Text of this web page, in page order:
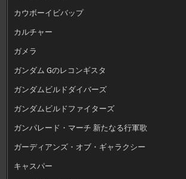
カウボーイビバップ
カルチャー
ガメラ
ガンダム Gのレコンギスタ
ガンダムビルドダイバーズ
ガンダムビルドファイターズ
ガンパレード・マーチ 新たなる行軍歌
ガーディアンズ・オブ・ギャラクシー
キャスパー